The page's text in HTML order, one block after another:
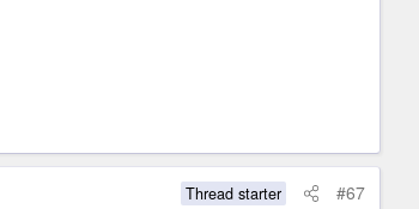
Thread starter #67